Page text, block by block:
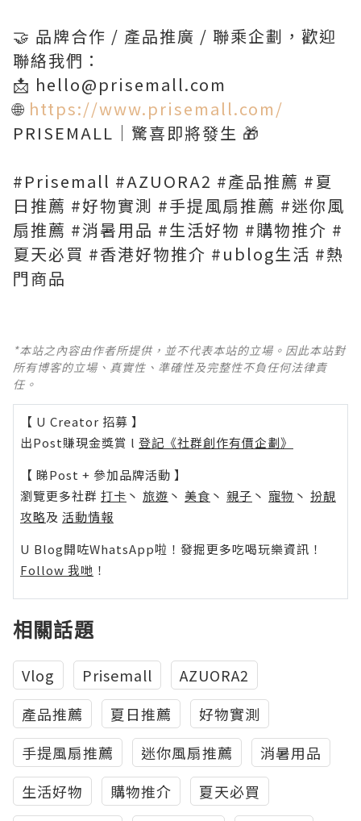
🤝 品牌合作 / 產品推廣 / 聯乘企劃，歡迎
聯絡我們：
📩 hello@prisemall.com
🌐 https://www.prisemall.com/
PRISEMALL｜驚喜即將發生 🎁
#Prisemall #AZUORA2 #產品推薦 #夏
日推薦 #好物實測 #手提風扇推薦 #迷你風
扇推薦 #消暑用品 #生活好物 #購物推介 #
夏天必買 #香港好物推介 #ublog生活 #熱
門商品
*本站之內容由作者所提供，並不代表本站的立場。因此本站對
所有博客的立場、真實性、準確性及完整性不負任何法律責
任。
【 U Creator 招募 】
出Post賺現金獎賞 l 登記《社群創作有價企劃》
【 睇Post + 參加品牌活動 】
瀏覽更多社群 打卡 丶 旅遊 丶 美食 丶 親子 丶 寵物 丶 扮靚
攻略及 活動情報
U Blog開咗WhatsApp啦！發掘更多吃喝玩樂資訊！
Follow 我哋 ！
相關話題
Vlog Prisemall
AZUORA2
產品推薦
夏日推薦
好物實測
手提風扇推薦
迷你風扇推薦
消暑用品
生活好物
購物推介
夏天必買